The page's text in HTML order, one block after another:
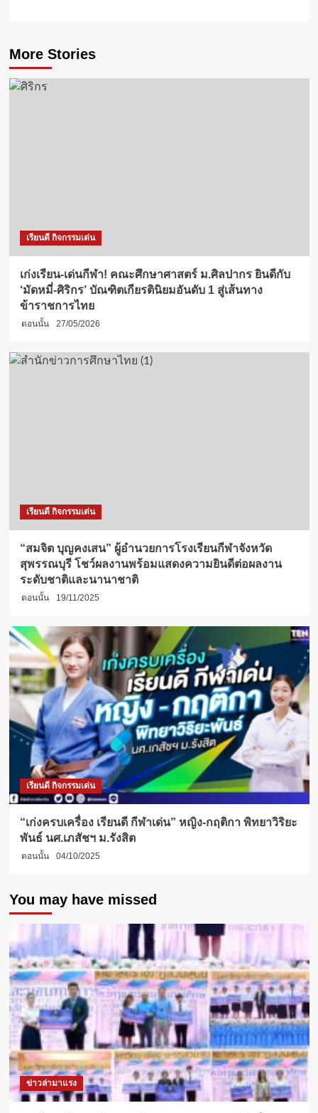
More Stories
เรียนดี กิจกรรมเด่น
เก่งเรียน-เด่นกีฬา! คณะศึกษาศาสตร์ ม.ศิลปากร ยินดีกับ
‘มัดหมี่-ศิริกร’ บัณฑิตเกียรตินิยมอันดับ 1 สู่เส้นทาง
ข้าราชการไทย
ตอนนั้น 27/05/2026
เรียนดี กิจกรรมเด่น
“สมจิต บุญคงเสน” ผู้อำนวยการโรงเรียนกีฬาจังหวัด
สุพรรณบุรี โชว์ผลงานพร้อมแสดงความยินดีต่อผลงาน
ระดับชาติและนานาชาติ
ตอนนั้น 19/11/2025
เรียนดี กิจกรรมเด่น
“เก่งครบเครื่อง เรียนดี กีฬาเด่น” หญิง-กฤติกา พิทยาวิริยะ
พันธ์ นศ.เภสัชฯ ม.รังสิต
ตอนนั้น 04/10/2025
You may have missed
ข่าวล่ามาแรง